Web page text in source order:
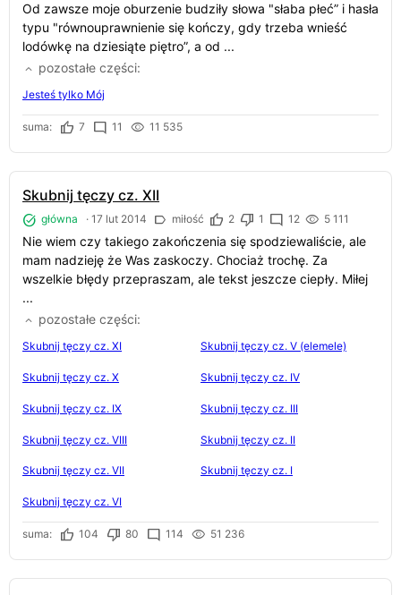
Od zawsze moje oburzenie budziły słowa "słaba płeć” i hasła
typu "równouprawnienie się kończy, gdy trzeba wnieść
lodówkę na dziesiąte piętro”, a od ...
pozostałe części
Jesteś tylko Mój
suma: 7 11 11 535
Skubnij tęczy cz. XII
główna · 17 lut 2014 miłość 2 1 12 5 111
Nie wiem czy takiego zakończenia się spodziewaliście, ale
mam nadzieję że Was zaskoczy. Chociaż trochę. Za
wszelkie błędy przepraszam, ale tekst jeszcze ciepły. Miłej
...
pozostałe części
Skubnij tęczy cz. XI
Skubnij tęczy cz. X
Skubnij tęczy cz. IX
Skubnij tęczy cz. VIII
Skubnij tęczy cz. VII
Skubnij tęczy cz. VI
Skubnij tęczy cz. V (elemele)
Skubnij tęczy cz. IV
Skubnij tęczy cz. III
Skubnij tęczy cz. II
Skubnij tęczy cz. I
suma: 104 80 114 51 236